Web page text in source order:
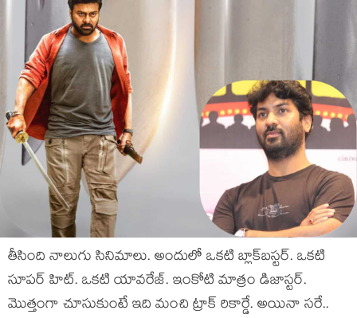
తీసింది నాలుగు సినిమాలు. అందులో ఒకటి బ్లా‌క్‌బస్టర్. ఒకటి
సూపర్ హిట్. ఒకటి యావరేజ్. ఇంకోటి మాత్రం డిజాస్టర్.
మొత్తంగా చూసుకుంటే ఇది మంచి ట్రాక్ రికార్డే. అయినా సరే..